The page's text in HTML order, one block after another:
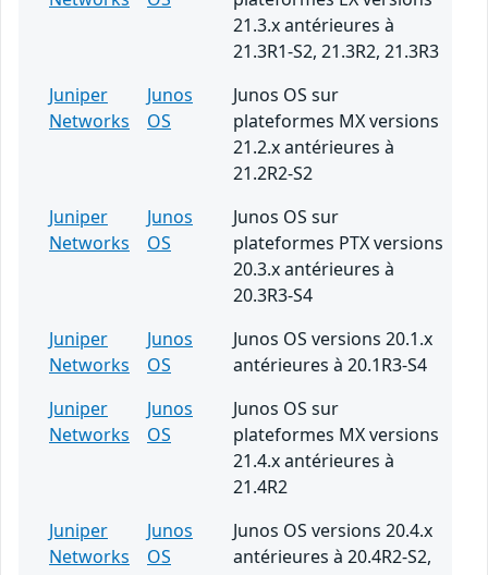
21.3.x antérieures à
21.3R1-S2, 21.3R2, 21.3R3
Juniper
Networks
Junos
OS
Junos OS sur
plateformes MX versions
21.2.x antérieures à
21.2R2-S2
Juniper
Networks
Junos
OS
Junos OS sur
plateformes PTX versions
20.3.x antérieures à
20.3R3-S4
Juniper
Networks
Junos
OS
Junos OS versions 20.1.x
antérieures à 20.1R3-S4
Juniper
Networks
Junos
OS
Junos OS sur
plateformes MX versions
21.4.x antérieures à
21.4R2
Juniper
Networks
Junos
OS
Junos OS versions 20.4.x
antérieures à 20.4R2-S2,